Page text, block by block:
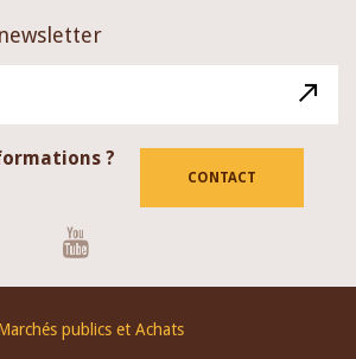
?
CONTACT
publics et Achats